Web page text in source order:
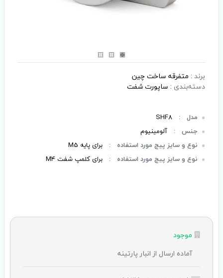
برند : متفرقه ساخت چین
دسته‌بندی : ساپورت شفت
مدل :
SHF8
جنس :
آلومینیوم
نوع و سایز پیچ مورد استفاده
:
برای پایه M5
نوع و سایز پیچ مورد استفاده
: برای کلمپ شفت M4
موجود
آماده ارسال از انبار پارتینه